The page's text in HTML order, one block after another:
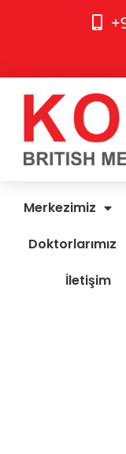
Merkezimiz
Doktorlarımız
İletişim